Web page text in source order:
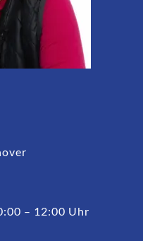
– 12:00 Uhr